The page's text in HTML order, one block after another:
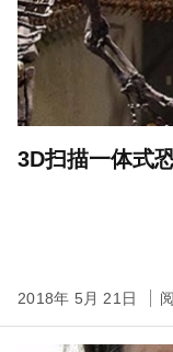
3D扫描一体式
2018年 5月 21日